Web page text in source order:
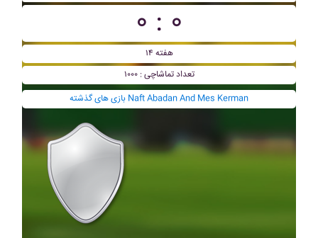
۰ : ۰
هفته ۱۴
تعداد تماشاچی : ۱۰۰۰
بازی های گذشته Naft Abadan And Mes Kerman